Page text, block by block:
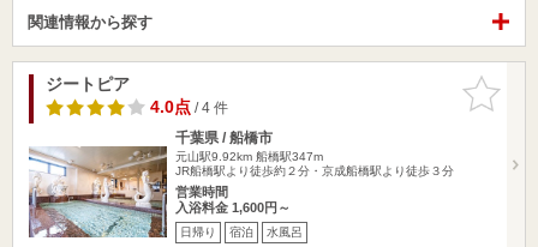
関連情報から探す
お気に入
りに追加
ジートピア
4.0点/ 4 件
千葉県 / 船橋市
元山駅9.92km 船橋駅347m
JR船橋駅より徒歩約２分・京成船橋駅より徒歩３分
営業時間
入浴料金 1,600円～
日帰り 宿泊 水風呂